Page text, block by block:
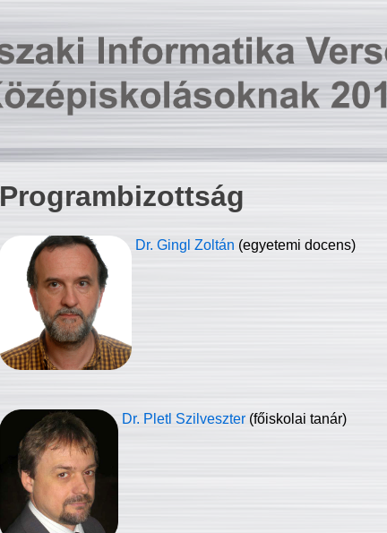
Programbizottság
Dr. Gingl Zoltán (egyetemi docens)
Dr. Pletl Szilveszter (főiskolai tanár)